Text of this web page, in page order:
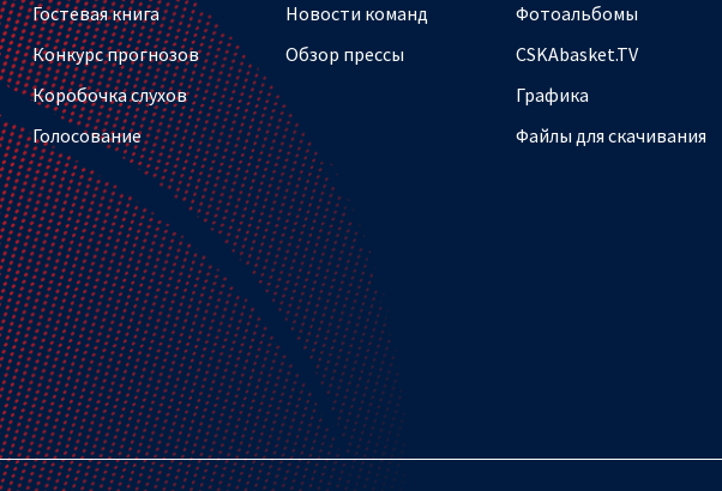
Гостевая книга
Конкурс прогнозов
Коробочка слухов
Голосование
Новости команд
Обзор прессы
Фотоальбомы
CSKAbasket.TV
Графика
Файлы для скачивания